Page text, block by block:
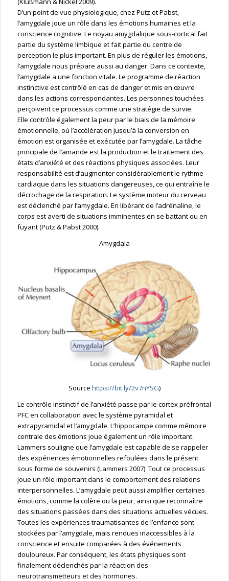
D’un point de vue physiologique, chez Putz et Pabst,
l’amygdale joue un rôle dans les émotions humaines et la
conscience cognitive. Le noyau amygdalique sous-cortical fait
partie du système limbique et fait partie du centre de
perception le plus important. En plus de réguler les émotions,
l’amygdale nous prépare aussi au danger. Dans ce contexte,
l’amygdale a une fonction vitale. Le programme de réaction
instinctive est contrôlé en cas de danger et mis en œuvre
dans les actions correspondantes. Les personnes touchées
perçoivent ce processus comme une stratégie de survie.
Elle contrôle également la peur par le biais de la mémoire
émotionnelle, où l’accélération jusqu’à la conversion en
émotion est organisée et exécutée par l’amygdale. La tâche
principale de l’amande est la production et le traitement des
états d’anxiété et des réactions physiques associées. Leur
responsabilité est d’augmenter considérablement le rythme
cardiaque dans les situations dangereuses, ce qui entraîne le
décrochage de la respiration. Le système moteur du cerveau
est déclenché par l’amygdale. En libérant de l’adrénaline, le
corps est averti de situations imminentes en se battant ou en
fuyant (Putz & Pabst 2000).
Amygdala
Source https://bit.ly/2v7nYSG)
Le contrôle instinctif de l’anxiété passe par le cortex préfrontal
PFC en collaboration avec le système pyramidal et
extrapyramidal et l’amygdale. L’hippocampe comme mémoire
centrale des émotions joue également un rôle important.
Lammers souligne que l’amygdale est capable de se rappeler
des expériences émotionnelles refoulées dans le présent
sous forme de souvenirs (Lammers 2007). Tout ce processus
joue un rôle important dans le comportement des relations
interpersonnelles. L’amygdale peut aussi amplifier certaines
émotions, comme la colère ou la peur, ainsi que reconnaître
des situations passées dans des situations actuelles vécues.
Toutes les expériences traumatisantes de l’enfance sont
stockées par l’amygdale, mais rendues inaccessibles à la
conscience et ensuite comparées à des événements
douloureux. Par conséquent, les états physiques sont
finalement déclenchés par la réaction des
neurotransmetteurs et des hormones.